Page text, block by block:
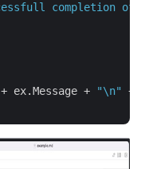
completion of
+ ex.Message + "\n"
+